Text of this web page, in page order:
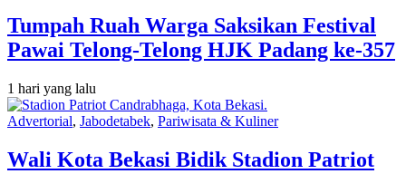
Tumpah Ruah Warga Saksikan Festival
Pawai Telong-Telong HJK Padang ke-357
1 hari yang lalu
Advertorial, Jabodetabek, Pariwisata & Kuliner
Wali Kota Bekasi Bidik Stadion Patriot